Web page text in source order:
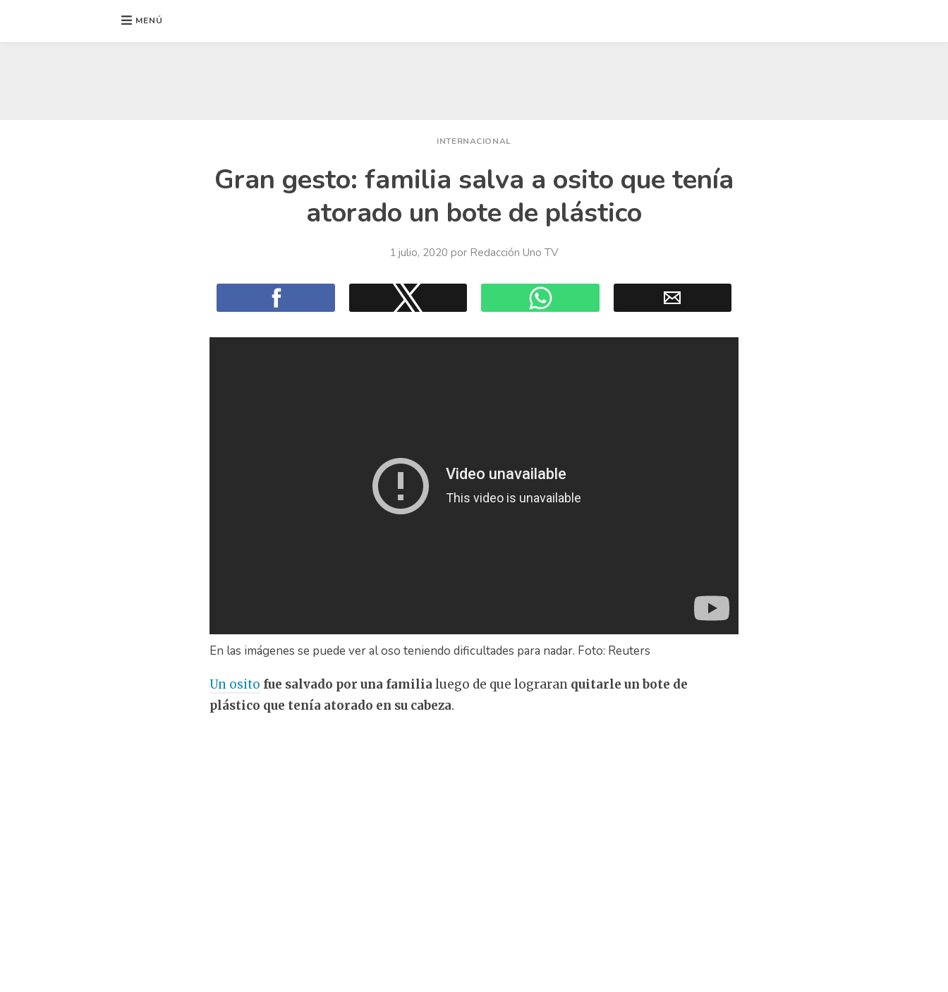
MENÚ
INTERNACIONAL
Gran gesto: familia salva a osito que tenía
atorado un bote de plástico
1 julio, 2020 por Redacción Uno TV
En las imágenes se puede ver al oso teniendo dificultades para nadar. Foto: Reuters
Un osito fue salvado por una familia luego de que lograran quitarle un bote de
plástico que tenía atorado en su cabeza.